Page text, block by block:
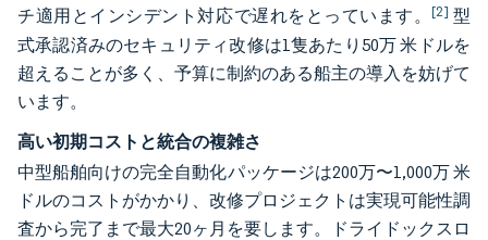
チ適用とインシデント対応で遅れをとっています。[2] 型
式承認済みのセキュリティ改修は1隻あたり50万 米ドルを
超えることが多く、予算に制約のある船主の導入を妨げて
います。
高い初期コストと統合の複雑さ
中型船舶向けの完全自動化パッケージは200万〜1,000万 米
ドルのコストがかかり、改修プロジェクトは実現可能性調
査から完了まで最大20ヶ月を要します。ドライドックスロ